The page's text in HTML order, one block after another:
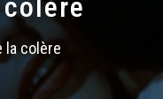
la colère